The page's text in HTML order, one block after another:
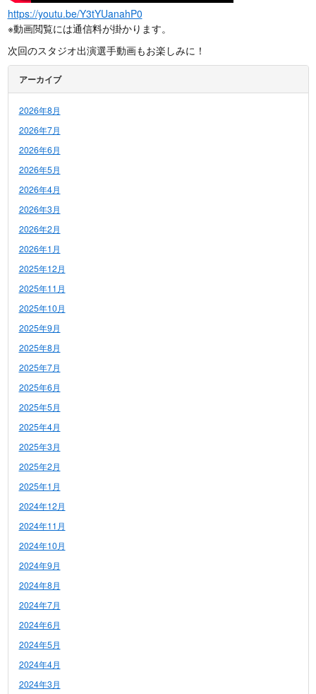
https://youtu.be/Y3tYUanahP0
※動画閲覧には通信料が掛かります。
次回のスタジオ出演選手動画もお楽しみに！
アーカイブ
2026年8月
2026年7月
2026年6月
2026年5月
2026年4月
2026年3月
2026年2月
2026年1月
2025年12月
2025年11月
2025年10月
2025年9月
2025年8月
2025年7月
2025年6月
2025年5月
2025年4月
2025年3月
2025年2月
2025年1月
2024年12月
2024年11月
2024年10月
2024年9月
2024年8月
2024年7月
2024年6月
2024年5月
2024年4月
2024年3月